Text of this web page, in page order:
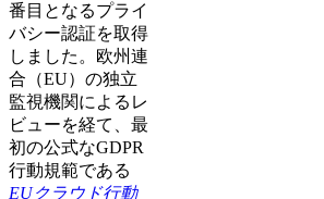
番目となるプライ
バシー認証を取得
しました。欧州連
合（EU）の独立
監視機関によるレ
ビューを経て、最
初の公式なGDPR
行動規範である
EUクラウド行動